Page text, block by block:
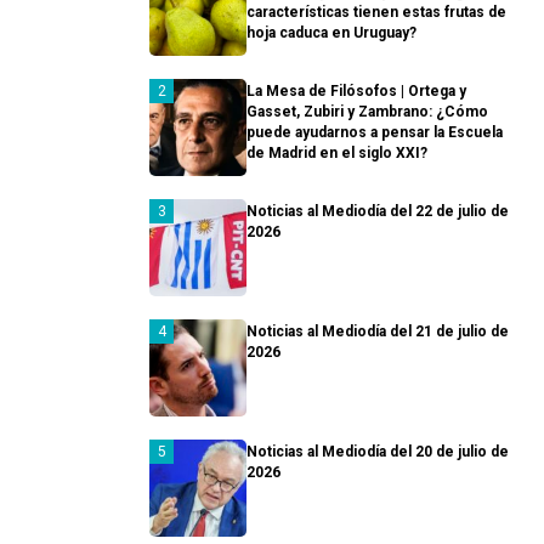
características tienen estas frutas de
hoja caduca en Uruguay?
La Mesa de Filósofos | Ortega y
Gasset, Zubiri y Zambrano: ¿Cómo
puede ayudarnos a pensar la Escuela
de Madrid en el siglo XXI?
Noticias al Mediodía del 22 de julio de
2026
Noticias al Mediodía del 21 de julio de
2026
Noticias al Mediodía del 20 de julio de
2026